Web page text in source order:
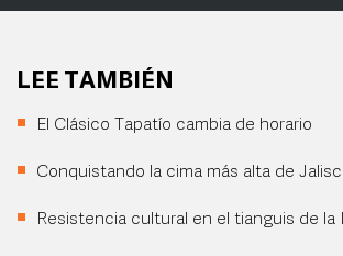
LEE TAMBIÉN
El Clásico Tapatío cambia de horario
Conquistando la cima más alta de
Resistencia cultural en el tianguis de la